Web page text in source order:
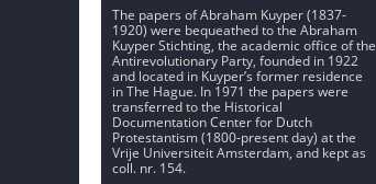
The papers of Abraham Kuyper (1837-
1920) were bequeathed to the Abraham
Kuyper Stichting, the academic office of the
Antirevolutionary Party, founded in 1922
and located in Kuyper’s former residence
in The Hague. In 1971 the papers were
transferred to the Historical
Documentation Center for Dutch
Protestantism (1800-present day) at the
Vrije Universiteit Amsterdam, and kept as
coll. nr. 154.